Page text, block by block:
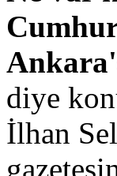
diye
İlhan